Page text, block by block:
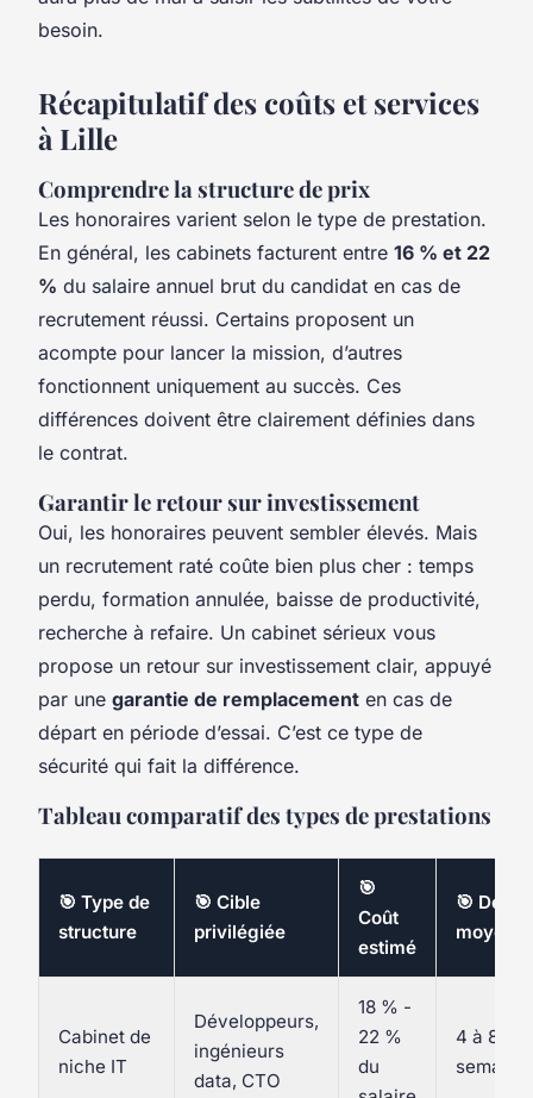
besoin.
Récapitulatif des coûts et services
à Lille
Comprendre la structure de prix
Les honoraires varient selon le type de prestation.
En général, les cabinets facturent entre 16 % et 22
% du salaire annuel brut du candidat en cas de
recrutement réussi. Certains proposent un
acompte pour lancer la mission, d’autres
fonctionnent uniquement au succès. Ces
différences doivent être clairement définies dans
le contrat.
Garantir le retour sur investissement
Oui, les honoraires peuvent sembler élevés. Mais
un recrutement raté coûte bien plus cher : temps
perdu, formation annulée, baisse de productivité,
recherche à refaire. Un cabinet sérieux vous
propose un retour sur investissement clair, appuyé
par une garantie de remplacement en cas de
départ en période d’essai. C’est ce type de
sécurité qui fait la différence.
Tableau comparatif des types de prestations
🎯 Type de
structure
🎯 Cible
privilégiée
🎯
Coût
estimé
🎯 Délai
moyen
Cabinet de
niche IT
Développeurs,
ingénieurs
data, CTO
18 % -
22 %
du
4 à 8